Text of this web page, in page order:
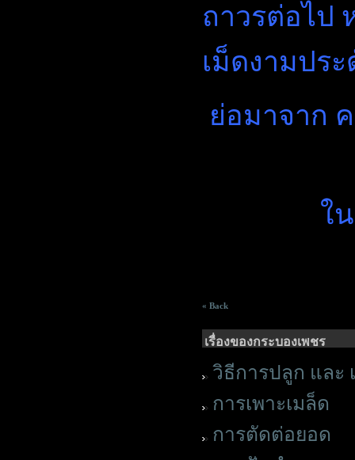
ถาวรต่อไป
เม็ดงามปร
ย่อมาจาก
ใ
« Back
เรื่องของกระบองเพชร
วิธีการปลูก และ
การเพาะเมล็ด
การตัดต่อยอด